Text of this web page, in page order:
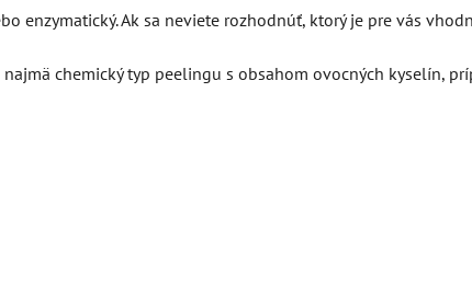
enzymatický. Ak sa neviete rozhodnúť, ktorý je pre vás
chemický typ peelingu s obsahom ovocných kyselín,